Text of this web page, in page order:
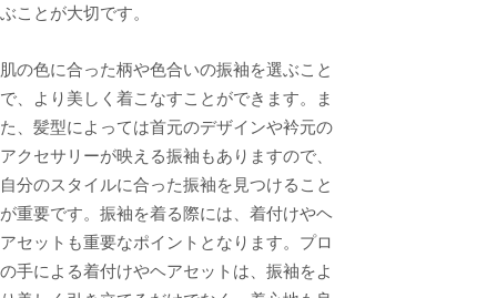
ぶことが大切です。
肌の色に合った柄や色合いの振袖を選ぶこと
で、より美しく着こなすことができます。ま
た、髪型によっては首元のデザインや衿元の
アクセサリーが映える振袖もありますので、
自分のスタイルに合った振袖を見つけること
が重要です。振袖を着る際には、着付けやヘ
アセットも重要なポイントとなります。プロ
の手による着付けやヘアセットは、振袖をよ